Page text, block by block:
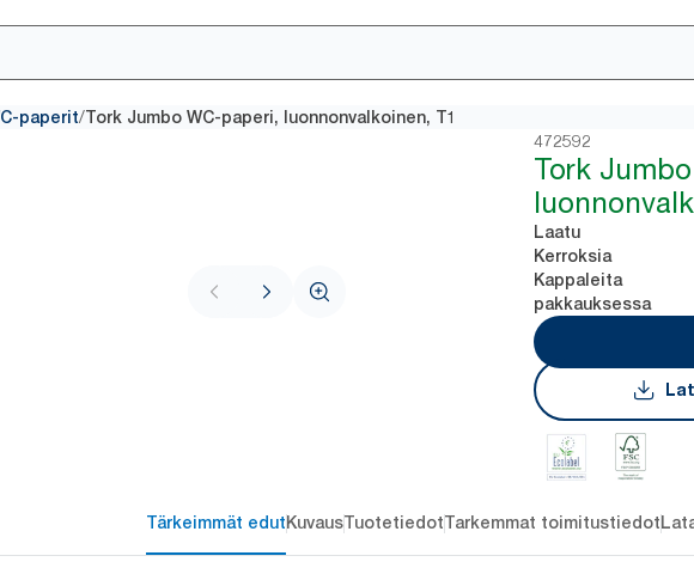
paperit/Tork Jumbo WC-paperi, luonnonvalkoinen, T1
472592
Tork
Laatu
Kerroksia
Kappaleita
pakkauksessa
Tärkeimmät edutKuvausTuotetiedotTarkemmat toimitustiedot